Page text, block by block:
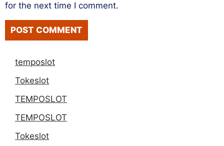
for the next time I comment.
temposlot
Tokeslot
TEMPOSLOT
TEMPOSLOT
Tokeslot